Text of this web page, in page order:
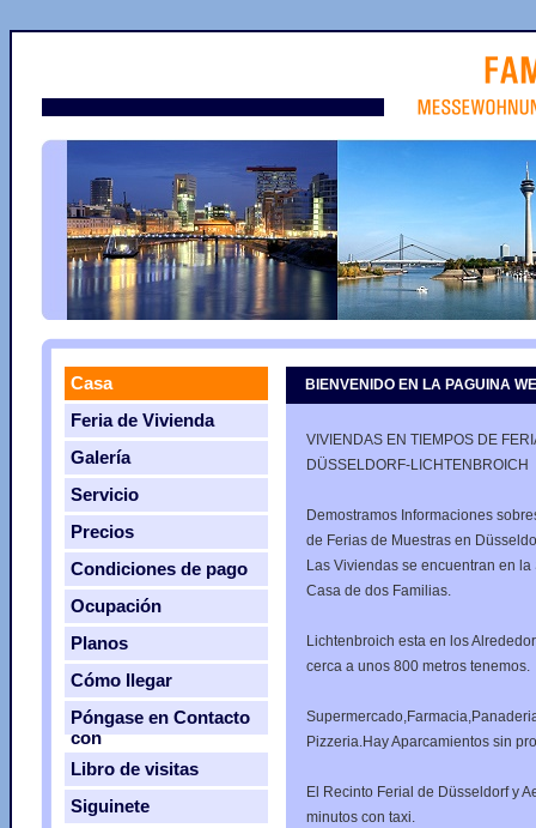
Casa
Feria de Vivienda
Galería
Servicio
Precios
Condiciones de pago
Ocupación
Planos
Cómo Ilegar
Póngase en Contacto
con
Libro de visitas
Siguinete
BIENVENIDO EN LA PAGUINA
VIVIENDAS EN TIEMPOS DE
DÜSSELDORF-LICHTENBROICH
Demostramos Informaciones
de Ferias de Muestras en
Las Viviendas se encuentran en
Casa de dos Familias.
Lichtenbroich esta en los
cerca a unos 800 metros tenemos.
Pizzeria.Hay Aparcamientos sin
El Recinto Ferial de Düsseldorf y
minutos con taxi.